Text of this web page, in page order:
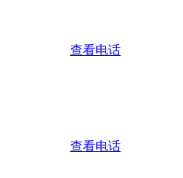
查看电话
查看电话